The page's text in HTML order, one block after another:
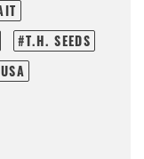
T.H. SEEDS
USA